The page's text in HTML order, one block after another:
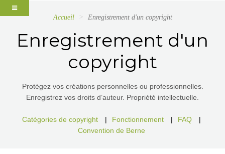
Accueil Enregistrement d'un copyright
Enregistrement d'un
copyright
Protégez vos créations personnelles ou professionnelles.
Enregistrez vos droits d’auteur. Propriété intellectuelle.
Catégories de copyright | Fonctionnement | FAQ
|
Convention de Berne